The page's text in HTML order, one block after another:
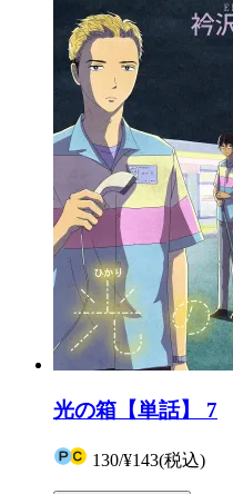
光の箱【単話】 7
130/¥143(税込)